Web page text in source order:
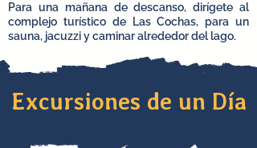
Para una mañana de descanso, dirígete al
complejo turístico de Las Cochas, para un
sauna, jacuzzi y caminar alrededor del lago.
Excursiones de un Día